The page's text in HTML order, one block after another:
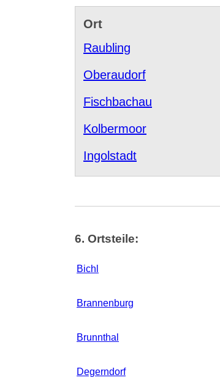
Ort
Raubling
Oberaudorf
Fischbachau
Kolbermoor
Ingolstadt
6. Ortsteile:
Bichl
Brannenburg
Brunnthal
Degerndorf